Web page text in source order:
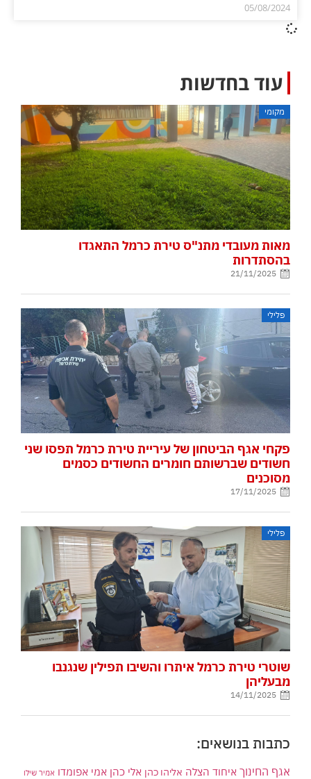
05/08/2024
עוד בחדשות
מקומי
מאות מעובדי מתנ"ס טירת כרמל התאגדו
בהסתדרות
21/11/2025
פלילי
פקחי אגף הביטחון של עיריית טירת כרמל תפסו שני
חשודים שברשותם חומרים החשודים כסמים
מסוכנים
17/11/2025
פלילי
שוטרי טירת כרמל איתרו והשיבו תפילין שנגנבו
מבעליהן
14/11/2025
כתבות בנושאים:
אגף החינוך איחוד הצלה אליהו כהן אלי כהן אמי אפומדו אמיר שילו